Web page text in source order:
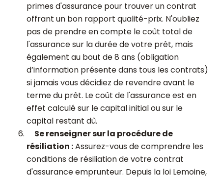
primes d'assurance pour trouver un contrat
offrant un bon rapport qualité-prix. N'oubliez
pas de prendre en compte le coût total de
l'assurance sur la durée de votre prêt, mais
également au bout de 8 ans (obligation
d’information présente dans tous les contrats)
si jamais vous décidiez de revendre avant le
terme du prêt. Le coût de l'assurance est en
effet calculé sur le capital initial ou sur le
capital restant dû.
Se renseigner sur la procédure de
résiliation :Assurez-vous de comprendre les
conditions de résiliation de votre contrat
d'assurance emprunteur. Depuis la loi Lemoine,